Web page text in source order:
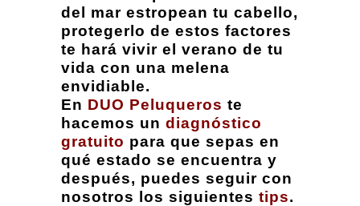
del mar estropean tu cabello,
protegerlo de estos factores
te hará vivir el verano de tu
vida con una melena
envidiable.
En DUO Peluqueros te
hacemos un diagnóstico
gratuito para que sepas en
qué estado se encuentra y
después, puedes seguir con
nosotros los siguientes tips.